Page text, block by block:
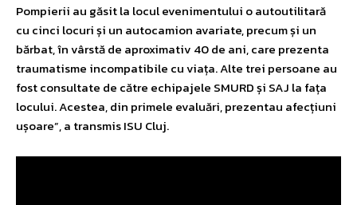
Pompierii au găsit la locul evenimentului o autoutilitară
cu cinci locuri și un autocamion avariate, precum și un
bărbat, în vârstă de aproximativ 40 de ani, care prezenta
traumatisme incompatibile cu viața. Alte trei persoane au
fost consultate de către echipajele SMURD și SAJ la fața
locului. Acestea, din primele evaluări, prezentau afecțiuni
ușoare”, a transmis ISU Cluj.